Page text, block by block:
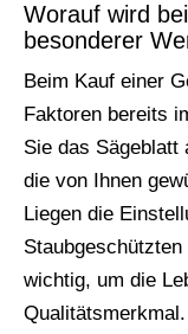
Worauf wird
besonderer
Beim Kauf einer
Faktoren bereits
Sie das Sägeblatt
die von Ihnen
Liegen die
wichtig, um die